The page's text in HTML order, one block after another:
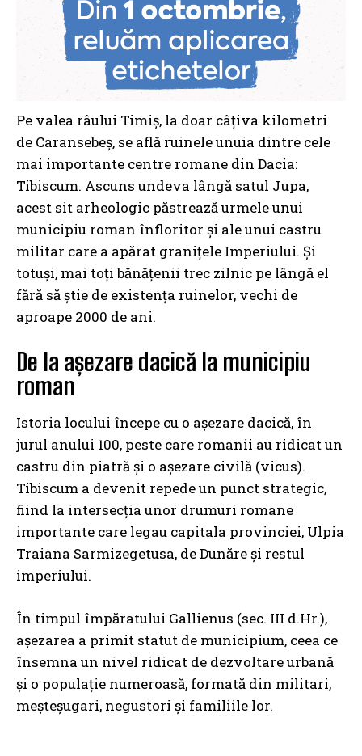
Pe valea râului Timiș, la doar câțiva kilometri
de Caransebeș, se află ruinele unuia dintre cele
mai importante centre romane din Dacia:
Tibiscum. Ascuns undeva lângă satul Jupa,
acest sit arheologic păstrează urmele unui
municipiu roman înfloritor și ale unui castru
militar care a apărat granițele Imperiului. Și
totuși, mai toți bănățenii trec zilnic pe lângă el
fără să știe de existența ruinelor, vechi de
aproape 2000 de ani.
De la așezare dacică la municipiu
roman
Istoria locului începe cu o așezare dacică, în
jurul anului 100, peste care romanii au ridicat un
castru din piatră și o așezare civilă (vicus).
Tibiscum a devenit repede un punct strategic,
fiind la intersecția unor drumuri romane
importante care legau capitala provinciei, Ulpia
Traiana Sarmizegetusa, de Dunăre și restul
imperiului.
În timpul împăratului Gallienus (sec. III d.Hr.),
așezarea a primit statut de municipium, ceea ce
însemna un nivel ridicat de dezvoltare urbană
și o populație numeroasă, formată din militari,
meșteșugari, negustori și familiile lor.